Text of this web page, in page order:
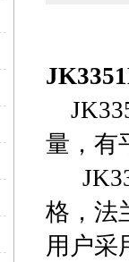
JK
JK
量，有
格，法
用户采